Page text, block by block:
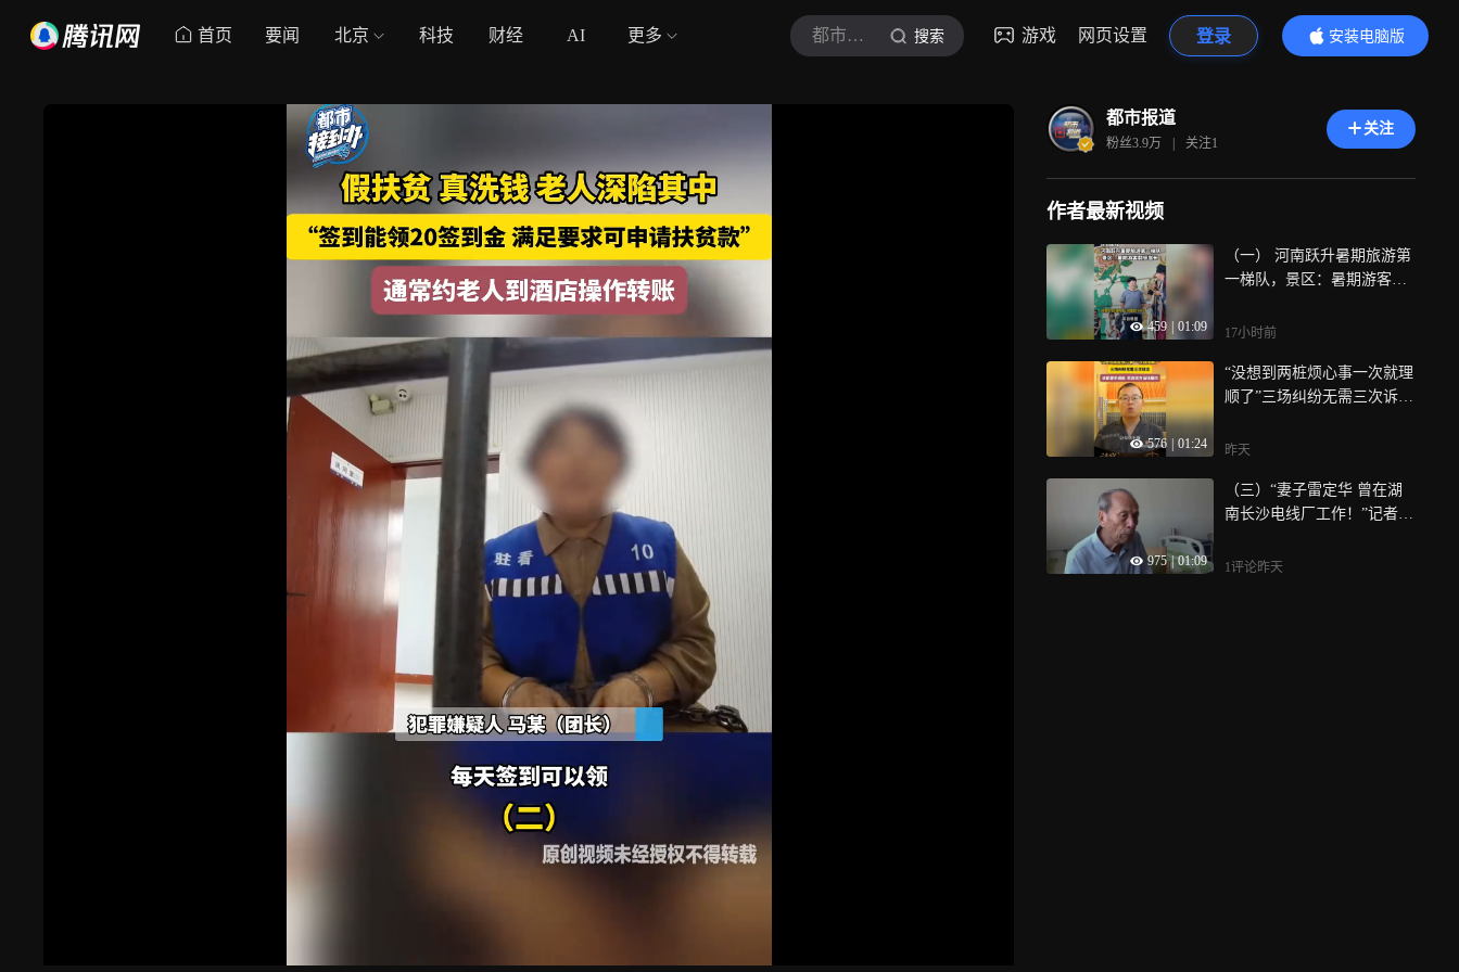
首页 要闻 北京 科技 财经 AI 更多 都市报道 搜索 游戏 网页设置 登录
安装电脑版
内容更精彩
都市报道
粉丝3.9万 | 关注1
关注
作者最新视频
459 01:09
（一） 河南跃升暑期旅游第
一梯队，景区：暑期游客翻
17小时前
576 01:24
“没想到两桩烦心事一次就理
顺了”三场纠纷无需三次诉讼
履约
昨天
975 | 01:09
（三）“妻子雷定华 曾在湖
南长沙电线厂工作！”记者现
长：如果找不到，将继续赡
1评论昨天